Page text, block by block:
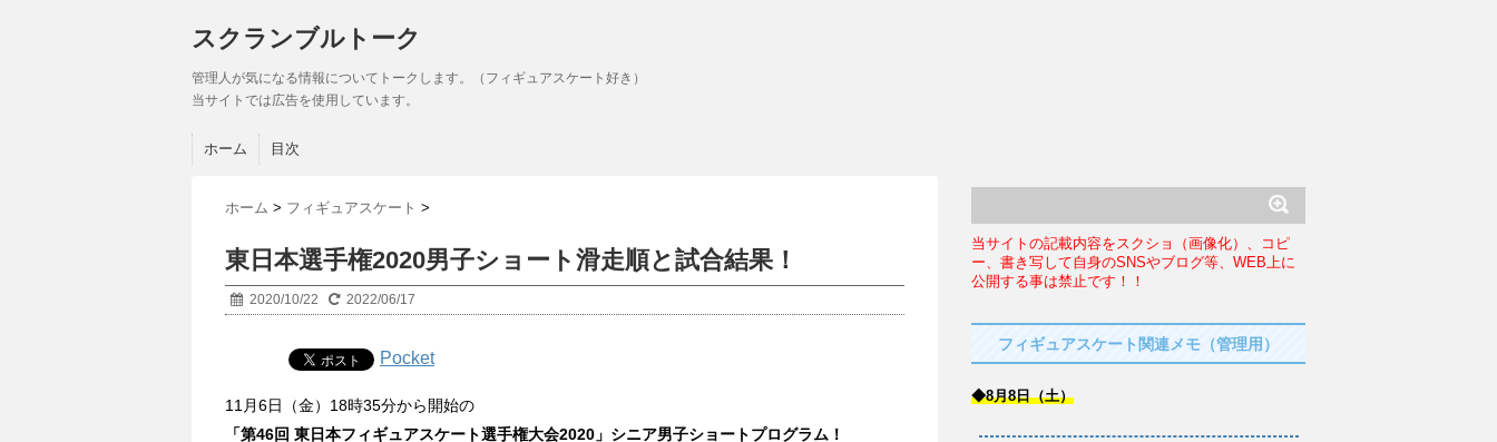
スクランブルトーク
管理人が気になる情報についてトークします。（フィギュアスケート好き）
当サイトでは広告を使用しています。
ホーム 目次
ホーム > フィギュアスケート >
東日本選手権2020男子ショート滑走順と試合結果！
2020/10/22 2022/06/17
Pocket
11月6日（金）18時35分から開始の
「第46回 東日本フィギュアスケート選手権大会2020」シニア男子ショートプログラム！
当サイトの記載内容をスクショ（画像化）、コピ
ー、書き写して自身のSNSやブログ等、WEB上に
公開する事は禁止です！！
フィギュアスケート関連メモ（管理用）
◆8月8日（土）